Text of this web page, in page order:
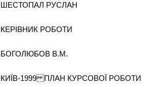
ШЕСТОПАЛ РУСЛАН
КЕРІВНИК РОБОТИ
БОГОЛЮБОВ В.М.
КИЇВ-1999 ПЛАН КУРСОВОЇ РОБОТИ